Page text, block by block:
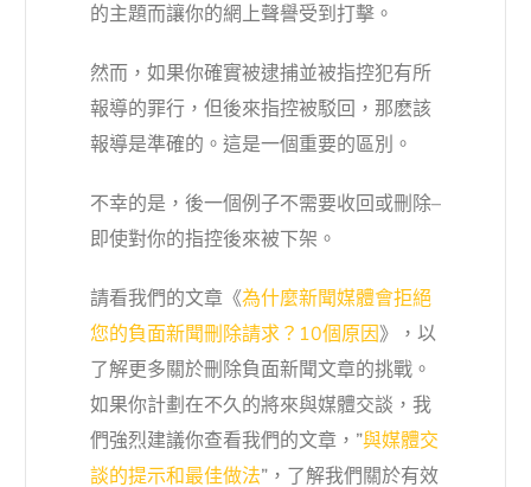
的主題而讓你的網上聲譽受到打擊。
然而，如果你確實被逮捕並被指控犯有所
報導的罪行，但後來指控被駁回，那麽該
報導是準確的。這是一個重要的區別。
不幸的是，後一個例子不需要收回或刪除–
即使對你的指控後來被下架。
請看我們的文章《為什麼新聞媒體會拒絕
您的負面新聞刪除請求？10個原因》，以
了解更多關於刪除負面新聞文章的挑戰。
如果你計劃在不久的將來與媒體交談，我
們強烈建議你查看我們的文章，”與媒體交
談的提示和最佳做法”，了解我們關於有效